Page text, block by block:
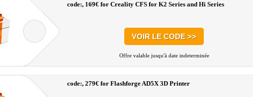
code:, 169€ for Creality CFS for K2 Series and Hi Series
VOIR LE CODE >>
Offre valable jusqu'à date indeterminée
code:, 279€ for Flashforge AD5X 3D Printer